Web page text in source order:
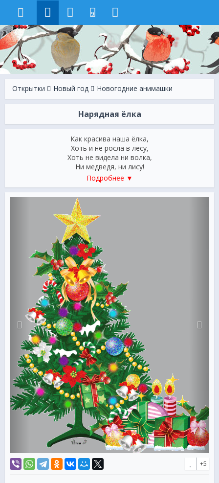
9
Открытки Новый год Новогодние анимашки
Нарядная ёлка
Как красива наша ёлка,
Хоть и не росла в лесу,
Хоть не видела ни волка,
Ни медведя, ни лису!
Мы развесим звёзды, шишки,
Бусы, сладости, шары,
для веселья и игры.
Огоньки засветим ярко.
Скоро Дед Мороз придёт,
Принесёт мешок подарков,
и наступит Новый Год!
Подробнее ▼
+5